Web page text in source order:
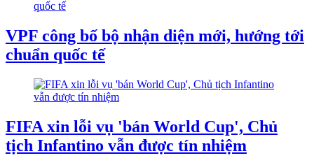
VPF công bố bộ nhận diện mới, hướng tới
chuẩn quốc tế
FIFA xin lỗi vụ 'bán World Cup', Chủ
tịch Infantino vẫn được tín nhiệm